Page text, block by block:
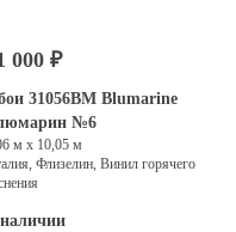
000 ₽
31056BM Blumarine
№6
м х 10,05 м
Флизелин, Винил горячего